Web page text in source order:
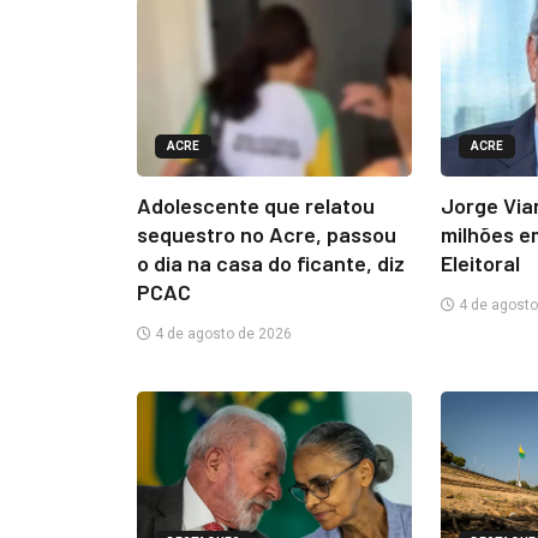
ACRE
Adolescente que relatou
sequestro no Acre, passou
o dia na casa do ficante, diz
PCAC
4 de agosto de 2026
ACRE
Jorge
milhões
Eleitoral
4 de